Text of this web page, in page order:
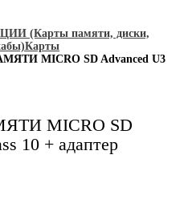
(Карты памяти, диски,
Карты
MICRO SD Advanced U3
MICRO SD
10 + адаптер